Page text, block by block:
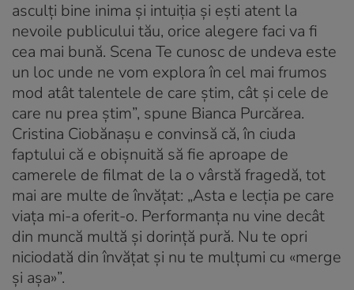
asculți bine inima și intuiția și ești atent la
nevoile publicului tău, orice alegere faci va fi
cea mai bună. Scena Te cunosc de undeva este
un loc unde ne vom explora în cel mai frumos
mod atât talentele de care știm, cât și cele de
care nu prea știm”, spune Bianca Purcărea.
Cristina Ciobănașu e convinsă că, în ciuda
faptului că e obișnuită să fie aproape de
camerele de filmat de la o vârstă fragedă, tot
mai are multe de învățat: „Asta e lecția pe care
viața mi-a oferit-o. Performanța nu vine decât
din muncă multă și dorință pură. Nu te opri
niciodată din învățat și nu te mulțumi cu «merge
și așa»”.